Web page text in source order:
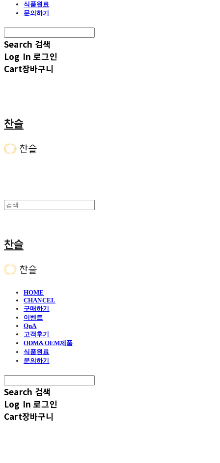
식품원료
문의하기
Search 검색
Log In 로그인
Cart장바구니
찬슬
찬슬
HOME
CHANCEL
구매하기
이벤트
QnA
고객후기
ODM&OEM제품
식품원료
문의하기
Search 검색
Log In 로그인
Cart장바구니